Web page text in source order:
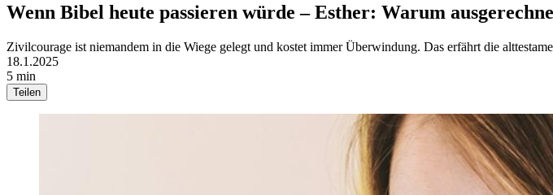
Wenn Bibel heute passieren würde – Esther: Warum
Zivilcourage ist niemandem in die Wiege gelegt und kostet immer Überwindung. Das erfährt die
18.1.2025
5 min
Teilen